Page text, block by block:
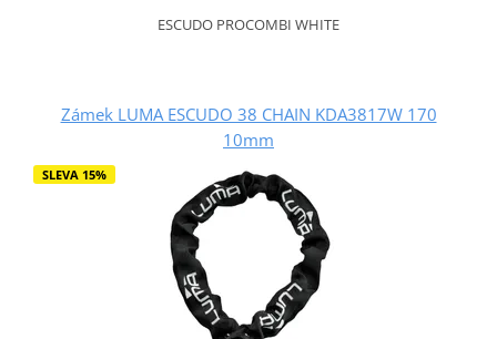
ESCUDO PROCOMBI WHITE
Zámek LUMA ESCUDO 38 CHAIN KDA3817W 170
10mm
SLEVA 15%